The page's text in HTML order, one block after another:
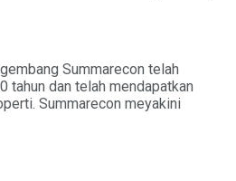
Summarecon telah
tahun dan telah mendapatkan
Summarecon meyakini